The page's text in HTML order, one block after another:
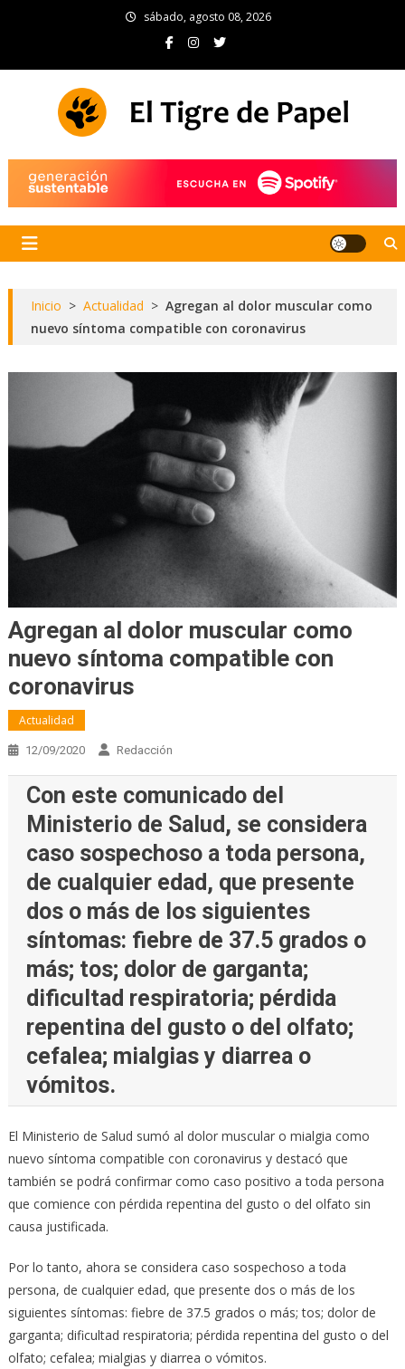
sábado, agosto 08, 2026
Inicio > Actualidad > Agregan al dolor muscular como
nuevo síntoma compatible con coronavirus
Agregan al dolor muscular como
nuevo síntoma compatible con
coronavirus
Actualidad
12/09/2020 Redacción
Con este comunicado del
Ministerio de Salud, se considera
caso sospechoso a toda persona,
de cualquier edad, que presente
dos o más de los siguientes
síntomas: fiebre de 37.5 grados o
más; tos; dolor de garganta;
dificultad respiratoria; pérdida
repentina del gusto o del olfato;
cefalea; mialgias y diarrea o
vómitos.
El Ministerio de Salud sumó al dolor muscular o mialgia como
nuevo síntoma compatible con coronavirus y destacó que
también se podrá confirmar como caso positivo a toda persona
que comience con pérdida repentina del gusto o del olfato sin
causa justificada.
Por lo tanto, ahora se considera caso sospechoso a toda
persona, de cualquier edad, que presente dos o más de los
siguientes síntomas: fiebre de 37.5 grados o más; tos; dolor de
garganta; dificultad respiratoria; pérdida repentina del gusto o del
olfato; cefalea; mialgias y diarrea o vómitos.